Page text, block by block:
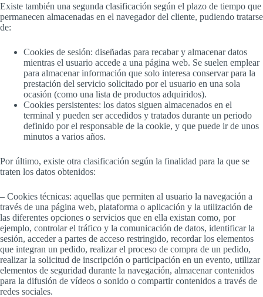
Existe también una segunda clasificación según el plazo de tiempo que
permanecen almacenadas en el navegador del cliente, pudiendo tratarse
de:
Cookies de sesión: diseñadas para recabar y almacenar datos
mientras el usuario accede a una página web. Se suelen emplear
para almacenar información que solo interesa conservar para la
prestación del servicio solicitado por el usuario en una sola
ocasión (como una lista de productos adquiridos).
Cookies persistentes: los datos siguen almacenados en el
terminal y pueden ser accedidos y tratados durante un periodo
definido por el responsable de la cookie, y que puede ir de unos
minutos a varios años.
Por último, existe otra clasificación según la finalidad para la que se
traten los datos obtenidos:
– Cookies técnicas: aquellas que permiten al usuario la navegación a
través de una página web, plataforma o aplicación y la utilización de
las diferentes opciones o servicios que en ella existan como, por
ejemplo, controlar el tráfico y la comunicación de datos, identificar la
sesión, acceder a partes de acceso restringido, recordar los elementos
que integran un pedido, realizar el proceso de compra de un pedido,
realizar la solicitud de inscripción o participación en un evento, utilizar
elementos de seguridad durante la navegación, almacenar contenidos
para la difusión de vídeos o sonido o compartir contenidos a través de
redes sociales.